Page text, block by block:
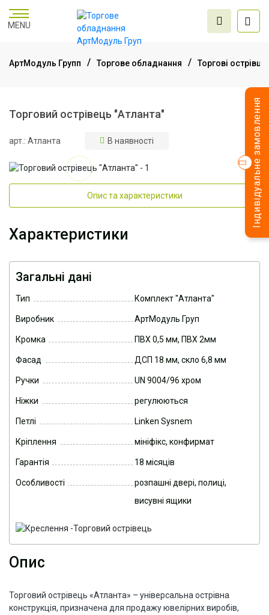
MENU
обладнання
Послуги дизайну та
проектування
АртМодуль Групп Торгове обладнання Торгові острівці
Індивідуальне замовлення
Торговий острівець "Атланта"
арт.: Атланта В наявності
Опис та характеристики
Характеристики
Загальні дані
Тип Комплект "Атланта"
Виробник АртМодуль Груп
Кромка ПВХ 0,5 мм, ПВХ 2мм
Фасад ДСП 18 мм, скло 6,8 мм
Ручки UN 9004/96 хром
Ніжки регулюються
Петлі Linken Sysnem
Кріплення мініфікс, конфирмат
Гарантія 18 місяців
Особливості
розпашні двері, полиці,
висувні ящики
Опис
Торговий острівець «Атланта» – універсальна острівна
конструкція, призначена для продажу ювелірних виробів,